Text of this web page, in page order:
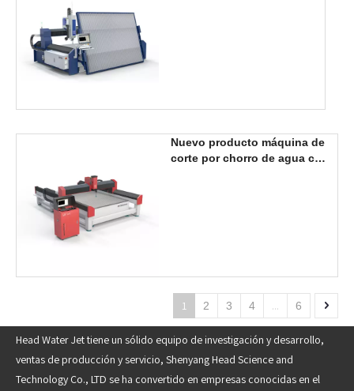
Nuevo producto máquina de
corte por chorro de agua con
1 2 3 4 ... 6
Head Water Jet tiene un sólido equipo de investigación y desarrollo,
ventas de producción y servicio, Shenyang Head Science and
Technology Co., LTD se ha convertido en empresas conocidas en el